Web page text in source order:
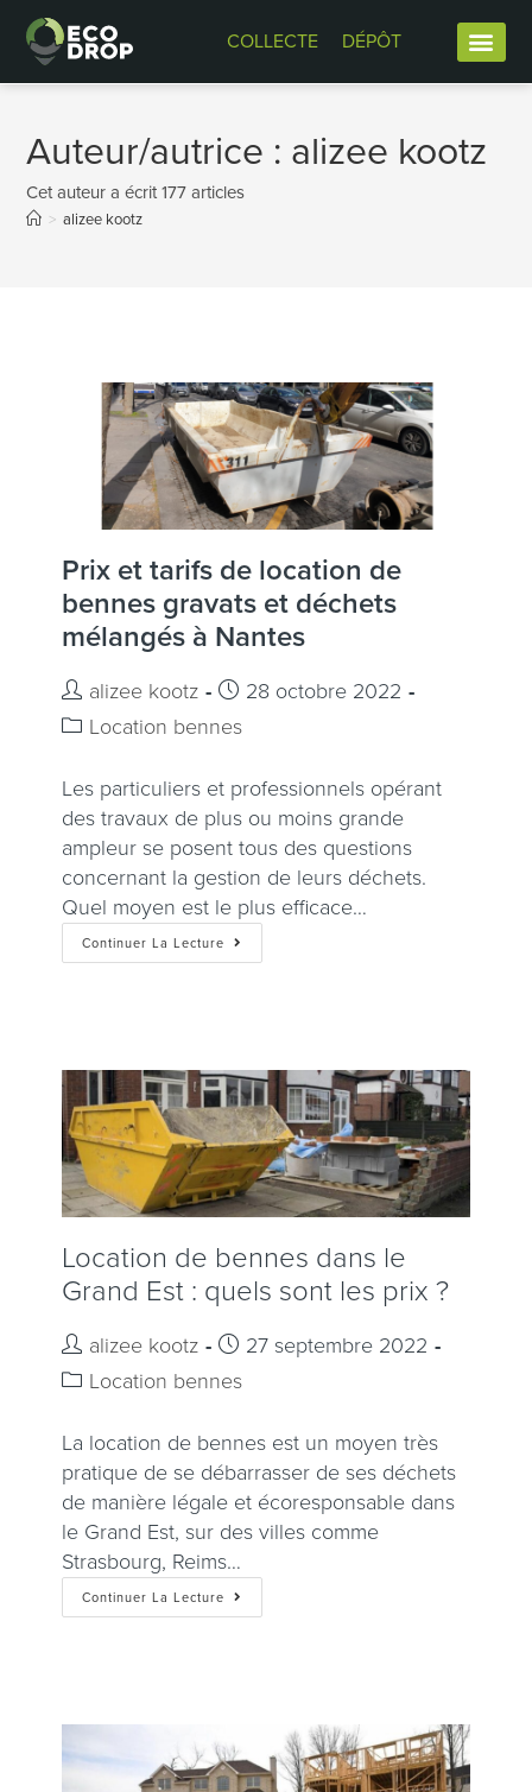
COLLECTE DÉPÔT
Auteur/autrice : alizee kootz
Cet auteur a écrit 177 articles
> alizee kootz
Prix et tarifs de location de
bennes gravats et déchets
mélangés à Nantes
alizee kootz
28 octobre 2022
Location bennes
Les particuliers et professionnels opérant
des travaux de plus ou moins grande
ampleur se posent tous des questions
concernant la gestion de leurs déchets.
Quel moyen est le plus efficace…
Continuer La Lecture
Location de bennes dans le
Grand Est : quels sont les prix ?
alizee kootz
27 septembre 2022
Location bennes
La location de bennes est un moyen très
pratique de se débarrasser de ses déchets
de manière légale et écoresponsable dans
le Grand Est, sur des villes comme
Strasbourg, Reims…
Continuer La Lecture